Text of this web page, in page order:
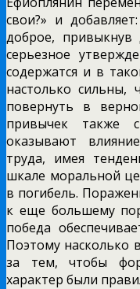
свои?» и
доброе, привыкнув
серьезное
содержатся и в
настолько сильны,
повернуть в
привычек также
оказывают
труда, имея
шкале моральной
в погибель.
к еще большему
победа
Поэтому насколько
за тем, чтобы
характер были